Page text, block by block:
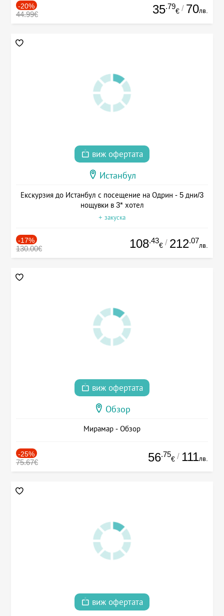
-20%
44.99€ 35.79
€ / 70лв.
виж офертата
Истанбул
Екскурзия до Истанбул с посещение на Одрин - 5 дни/3
нощувки в 3* хотел
+ закуска
-17%
130.00€ 108.43
€ / 212.07
лв.
виж офертата
Обзор
Мирамар - Обзор
-25%
75.67€ 56.75
€ / 111лв.
виж офертата